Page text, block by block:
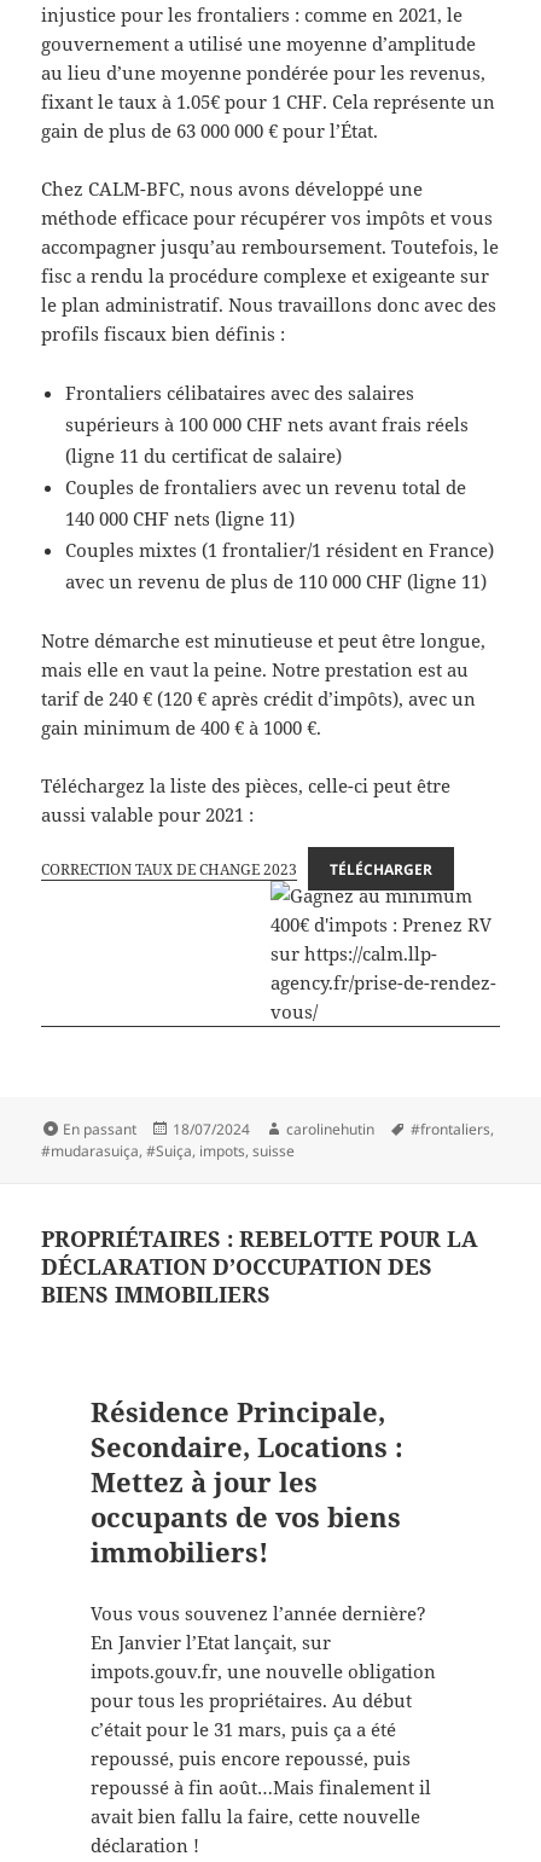
injustice pour les frontaliers : comme en 2021, le
gouvernement a utilisé une moyenne d’amplitude
au lieu d’une moyenne pondérée pour les revenus,
fixant le taux à 1.05€ pour 1 CHF. Cela représente un
gain de plus de 63 000 000 € pour l’État.
Chez CALM-BFC, nous avons développé une
méthode efficace pour récupérer vos impôts et vous
accompagner jusqu’au remboursement. Toutefois, le
fisc a rendu la procédure complexe et exigeante sur
le plan administratif. Nous travaillons donc avec des
profils fiscaux bien définis :
Frontaliers célibataires avec des salaires
supérieurs à 100 000 CHF nets avant frais réels
(ligne 11 du certificat de salaire)
Couples de frontaliers avec un revenu total de
140 000 CHF nets (ligne 11)
Couples mixtes (1 frontalier/1 résident en France)
avec un revenu de plus de 110 000 CHF (ligne 11)
Notre démarche est minutieuse et peut être longue,
mais elle en vaut la peine. Notre prestation est au
tarif de 240 € (120 € après crédit d’impôts), avec un
gain minimum de 400 € à 1000 €.
Téléchargez la liste des pièces, celle-ci peut être
aussi valable pour 2021 :
CORRECTION TAUX DE CHANGE 2023 TÉLÉCHARGER
Format
En passant
Publié
le
18/07/2024 Auteur
carolinehutin
Mots-
#frontaliers,
#mudarasuiça,#Suiça, impots,suisse
PROPRIÉTAIRES : REBELOTTE POUR LA
DÉCLARATION D’OCCUPATION DES
BIENS IMMOBILIERS
Résidence Principale,
Secondaire, Locations :
Mettez à jour les
occupants de vos biens
immobiliers!
Vous vous souvenez l’année dernière?
En Janvier l’Etat lançait, sur
impots.gouv.fr, une nouvelle obligation
pour tous les propriétaires. Au début
c’était pour le 31 mars, puis ça a été
repoussé, puis encore repoussé, puis
repoussé à fin août…Mais finalement il
avait bien fallu la faire, cette nouvelle
déclaration !